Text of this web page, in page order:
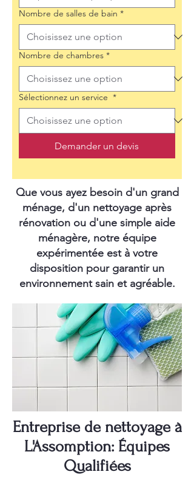
Nombre de salles de bain *
Nombre de chambres *
Sélectionnez un service *
Demander un devis
Que vous ayez besoin d'un grand
ménage, d'un nettoyage après
rénovation ou d'une simple aide
ménagère, notre équipe
expérimentée est à votre
disposition pour garantir un
environnement sain et agréable.
Entreprise de nettoyage à
L'Assomption: Équipes
Qualifiées